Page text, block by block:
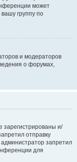
может
группу по
и модераторов
о форумах,
и/
отправку
запретил
для